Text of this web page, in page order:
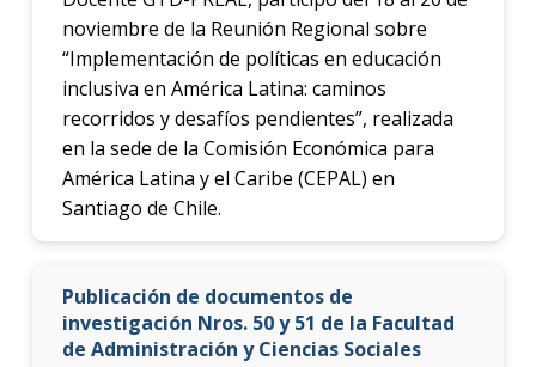
noviembre de la Reunión Regional sobre
“Implementación de políticas en educación
inclusiva en América Latina: caminos
recorridos y desafíos pendientes”, realizada
en la sede de la Comisión Económica para
América Latina y el Caribe (CEPAL) en
Santiago de Chile.
Publicación de documentos de
investigación Nros. 50 y 51 de la Facultad
de Administración y Ciencias Sociales